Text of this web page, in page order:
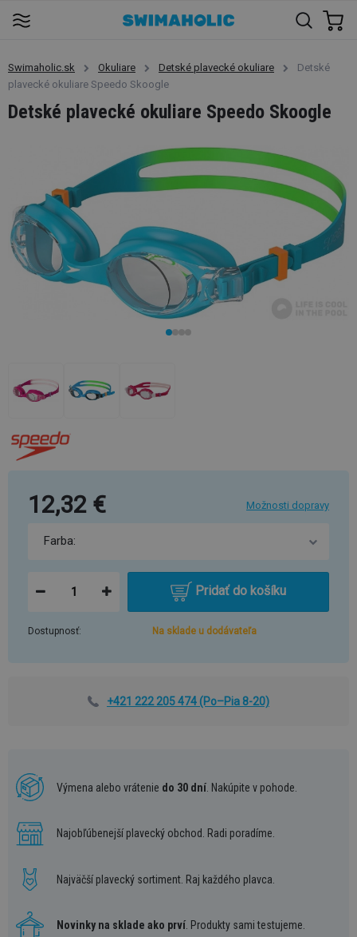
Swimaholic.sk Okuliare Detské plavecké okuliare
Detské
plavecké okuliare Speedo Skoogle
Detské plavecké okuliare Speedo Skoogle
12,32 € Možnosti dopravy
Pridať do košíku
Dostupnosť: Na sklade u dodávateľa
+421 222 205 474(Po–Pia 8-20)
Výmena alebo vrátenie do 30 dní . Nakúpite v pohode.
Najobľúbenejší plavecký obchod. Radi poradíme.
Najväčší plavecký sortiment. Raj každého plavca.
Novinky na sklade ako prví . Produkty sami testujeme.